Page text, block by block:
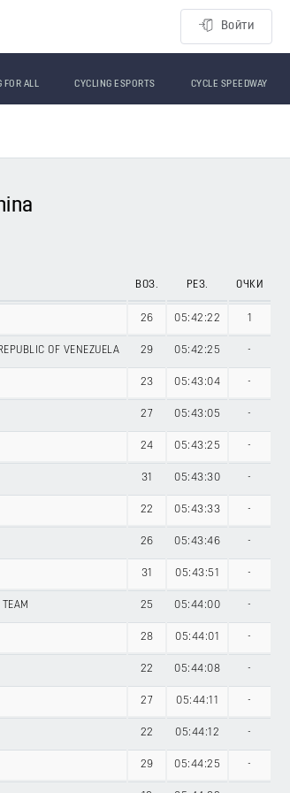
Войти
FOR ALL CYCLING ESPORTS CYCLE SPEEDWAY
ВОЗ. РЕЗ. ОЧКИ
26 05:42:22 1
OF VENEZUELA 29 05:42:25 -
23 05:43:04 -
27 05:43:05 -
24 05:43:25 -
31 05:43:30 -
22 05:43:33 -
26 05:43:46 -
31 05:43:51 -
25 05:44:00 -
28 05:44:01 -
22 05:44:08 -
27 05:44:11 -
22 05:44:12 -
29 05:44:25 -